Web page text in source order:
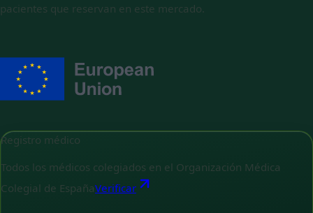
pacientes que reservan en este mercado.
Registro médico
Todos los médicos colegiados en el Organización Médica
Colegial de EspañaVerificar